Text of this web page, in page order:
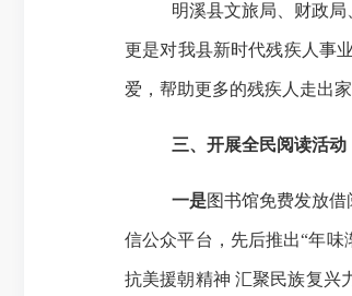
明溪县文旅局、财政
更是对我县新时代残疾人事
爱，帮助更多的残疾人走出
三、开展全民阅读活动
一是图书馆免费发放借
信公众平台，先后推出“年味
抗美援朝精神 汇聚民族复兴